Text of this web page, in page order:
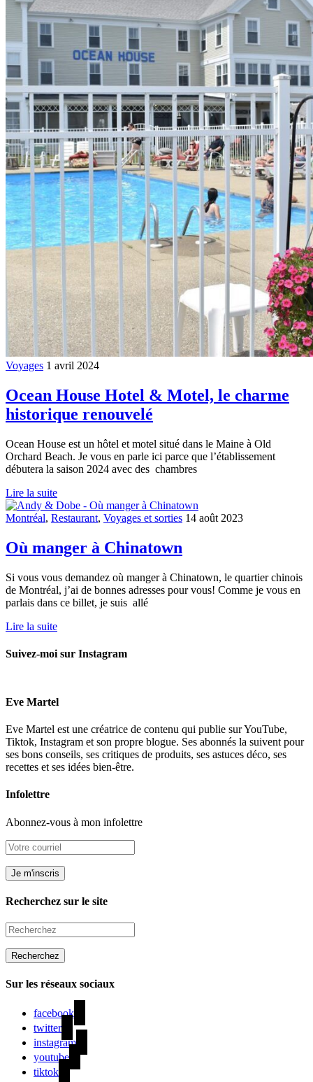
Voyages 1 avril 2024
Ocean House Hotel & Motel, le charme
historique renouvelé
Ocean House est un hôtel et motel situé dans le Maine à Old
Orchard Beach. Je vous en parle ici parce que l’établissement
débutera la saison 2024 avec des chambres
Lire la suite
Montréal, Restaurant, Voyages et sorties 14 août 2023
Où manger à Chinatown
Si vous vous demandez où manger à Chinatown, le quartier chinois
de Montréal, j’ai de bonnes adresses pour vous! Comme je vous en
parlais dans ce billet, je suis allé
Lire la suite
Suivez-moi sur Instagram
Eve Martel
Eve Martel est une créatrice de contenu qui publie sur YouTube,
Tiktok, Instagram et son propre blogue. Ses abonnés la suivent pour
ses bons conseils, ses critiques de produits, ses astuces déco, ses
recettes et ses idées bien-être.
Infolettre
Abonnez-vous à mon infolettre
Recherchez sur le site
Sur les réseaux sociaux
facebook
twitter
instagram
youtube
tiktok